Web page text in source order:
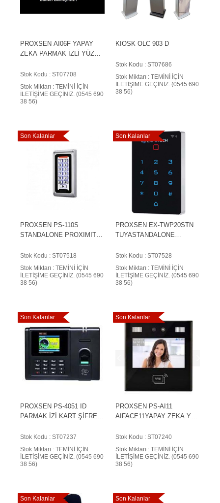
PROXSEN AI06F YAPAY
ZEKA PARMAK İZLİ YÜZ
Stok Kodu : ST07708
Stok Miktarı : TEMİNİ İÇİN
İLETİŞİME GEÇİNİZ. (0545 690
38 56)
KIOSK OLC 903 D
Stok Kodu : ST07686
Stok Miktarı : TEMİNİ İÇİN
İLETİŞİME GEÇİNİZ. (0545 690
38 56)
Son Kalanlar
PROXSEN PS-110S
STANDALONE PROXIMITY
IP68
Stok Kodu : ST07518
Stok Miktarı : TEMİNİ İÇİN
İLETİŞİME GEÇİNİZ. (0545 690
38 56)
Son Kalanlar
PROXSEN EX-TWP20STN
TUYASTANDALONE
Stok Kodu : ST07528
Stok Miktarı : TEMİNİ İÇİN
İLETİŞİME GEÇİNİZ. (0545 690
38 56)
Son Kalanlar
PROXSEN PS-4051 ID
PARMAK İZİ KART ŞİFRE
OKUYUCU TERMİNALİ
Stok Kodu : ST07237
Stok Miktarı : TEMİNİ İÇİN
İLETİŞİME GEÇİNİZ. (0545 690
38 56)
Son Kalanlar
PROXSEN PS-AI11
AIFACE11YAPAY ZEKA YÜZ
Stok Kodu : ST07240
Stok Miktarı : TEMİNİ İÇİN
İLETİŞİME GEÇİNİZ. (0545 690
38 56)
Son Kalanlar Son Kalanlar